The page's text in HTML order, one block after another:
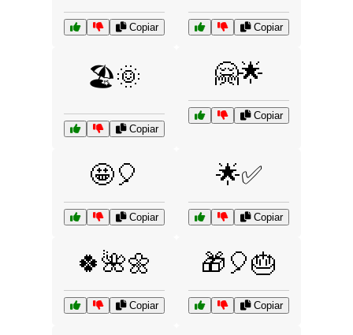
Copiar Copiar
🏖️🌞
Copiar
🤗🌟
Copiar
🤩🎈
Copiar
🌟✅
Copiar
🍀🌺🌼
Copiar
🎁🎈🎂
Copiar